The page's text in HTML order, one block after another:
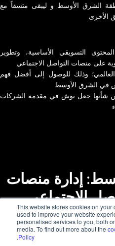
This website stores cookies on your
used to improve your website
personalised services to you, both
media. To find out more about the
Policy
.
الشرق الأوسط و ليبقى متسقاً مع
الأخرى
التسويقي الأساسية، وتطوير
على منصات التواصل الاجتماعي
العالمي؛ وذلك للوصول إلى أفضل فهم
في الشرق الأوسط
شأنها جعل بوش في مقدمة الشركات
إدارة منصات
الاجتماعي